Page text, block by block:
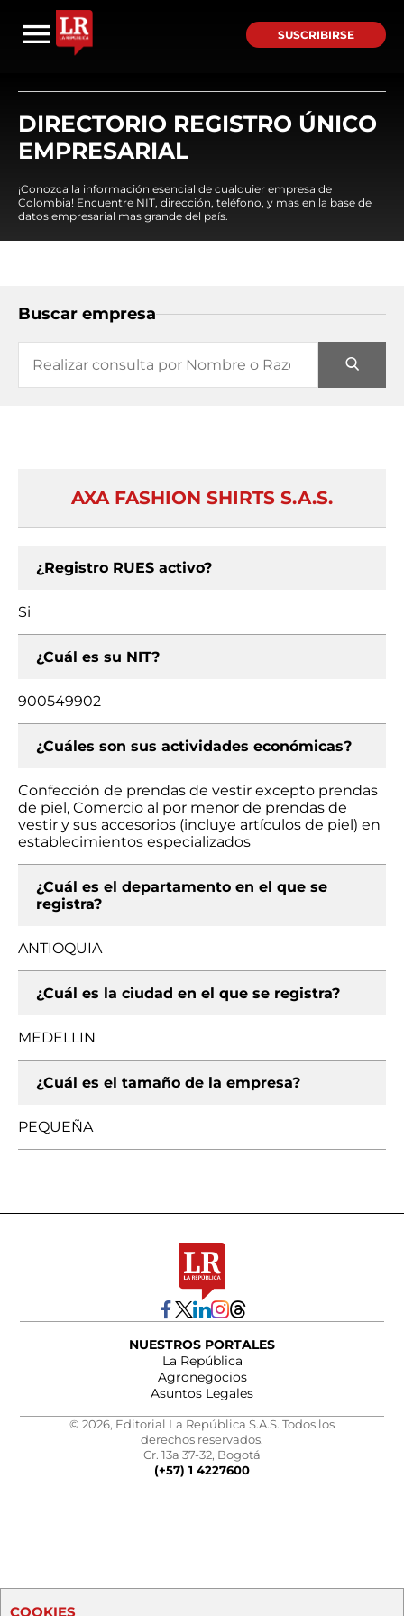
SUSCRIBIRSE
DIRECTORIO REGISTRO ÚNICO
EMPRESARIAL
¡Conozca la información esencial de cualquier empresa de
Colombia! Encuentre NIT, dirección, teléfono, y mas en la base de
datos empresarial mas grande del país.
Buscar empresa
AXA FASHION SHIRTS S.A.S.
¿Registro RUES activo?
Si
¿Cuál es su NIT?
900549902
¿Cuáles son sus actividades económicas?
Confección de prendas de vestir excepto prendas
de piel, Comercio al por menor de prendas de
vestir y sus accesorios (incluye artículos de piel) en
establecimientos especializados
¿Cuál es el departamento en el que se
registra?
ANTIOQUIA
¿Cuál es la ciudad en el que se registra?
MEDELLIN
¿Cuál es el tamaño de la empresa?
PEQUEÑA
NUESTROS PORTALES
La República
Agronegocios
Asuntos Legales
© 2026, Editorial La República S.A.S. Todos los
derechos reservados.
Cr. 13a 37-32, Bogotá
(+57) 1 4227600
COOKIES